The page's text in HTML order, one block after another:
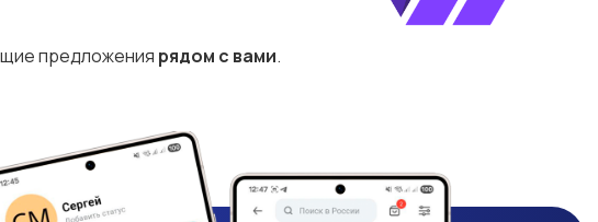
предложения рядом с вами.